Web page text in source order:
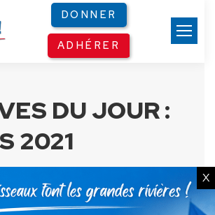
DONNER
ADHÉRER
DU JOUR :
2021
X
cookies